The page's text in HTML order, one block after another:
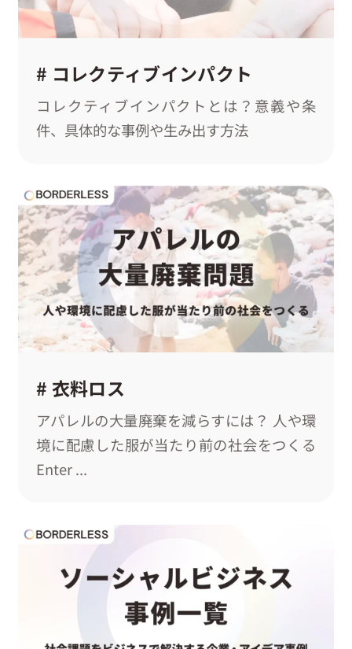
# コレクティブインパクト
コレクティブインパクトとは？意義や条
件、具体的な事例や生み出す方法
# 衣料ロス
アパレルの大量廃棄を減らすには？ 人や環
境に配慮した服が当たり前の社会をつくる
Enter ...